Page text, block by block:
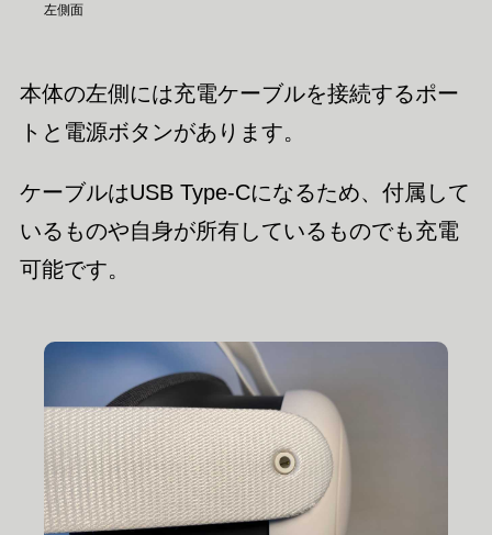
左側面
本体の左側には充電ケーブルを接続するポー
トと電源ボタンがあります。
ケーブルはUSB Type-Cになるため、付属して
いるものや自身が所有しているものでも充電
可能です。